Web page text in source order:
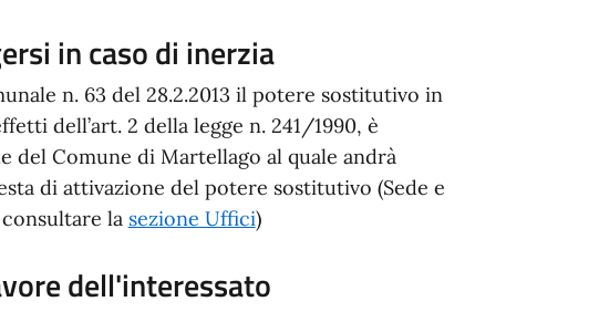
in caso di inerzia
n. 63 del 28.2.2013 il potere sostitutivo in
dell’art. 2 della legge n. 241/1990, è
del Comune di Martellago al quale andrà
di attivazione del potere sostitutivo (Sede e
la sezione Uffici)
dell'interessato